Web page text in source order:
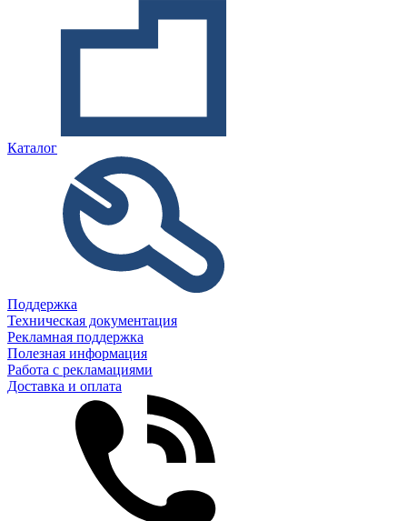
Каталог
Поддержка
Техническая документация
Рекламная поддержка
Полезная информация
Работа с рекламациями
Доставка и оплата